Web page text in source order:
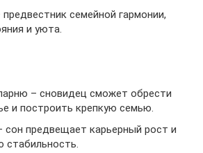
семейной гармонии,
и уюта.
– сновидец сможет обрести
и построить крепкую семью.
предвещает карьерный рост и
стабильность.